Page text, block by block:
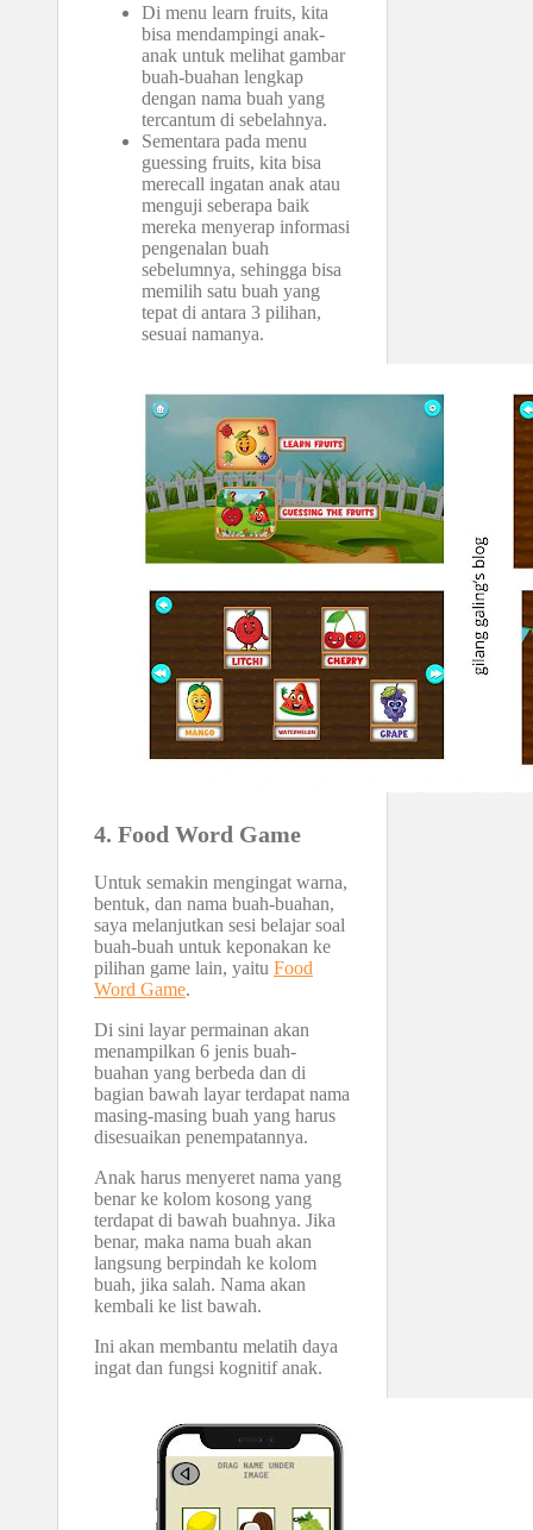
Di menu learn fruits, kita
bisa mendampingi anak-
anak untuk melihat gambar
buah-buahan lengkap
dengan nama buah yang
tercantum di sebelahnya.
Sementara pada menu
guessing fruits, kita bisa
merecall ingatan anak atau
menguji seberapa baik
mereka menyerap informasi
pengenalan buah
sebelumnya, sehingga bisa
memilih satu buah yang
tepat di antara 3 pilihan,
sesuai namanya.
4. Food Word Game
Untuk semakin mengingat warna,
bentuk, dan nama buah-buahan,
saya melanjutkan sesi belajar soal
buah-buah untuk keponakan ke
pilihan game lain, yaitu Food
Word Game.
Di sini layar permainan akan
menampilkan 6 jenis buah-
buahan yang berbeda dan di
bagian bawah layar terdapat nama
masing-masing buah yang harus
disesuaikan penempatannya.
Anak harus menyeret nama yang
benar ke kolom kosong yang
terdapat di bawah buahnya. Jika
benar, maka nama buah akan
langsung berpindah ke kolom
buah, jika salah. Nama akan
kembali ke list bawah.
Ini akan membantu melatih daya
ingat dan fungsi kognitif anak.